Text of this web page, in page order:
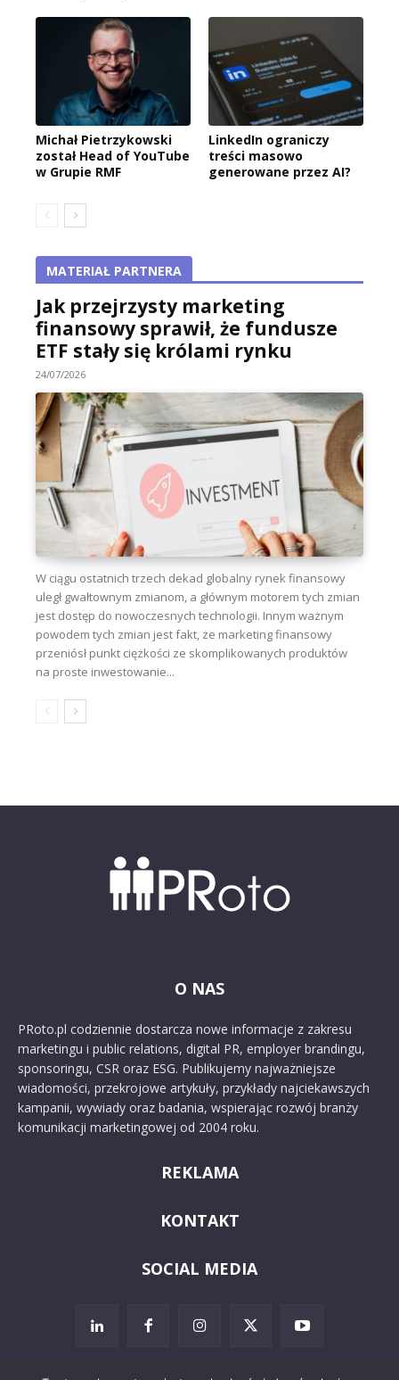
Michał Pietrzykowski
został Head of YouTube
w Grupie RMF
LinkedIn ograniczy
treści masowo
generowane przez AI?
MATERIAŁ PARTNERA
Jak przejrzysty marketing
finansowy sprawił, że fundusze
ETF stały się królami rynku
24/07/2026
W ciągu ostatnich trzech dekad globalny rynek finansowy
uległ gwałtownym zmianom, a głównym motorem tych zmian
jest dostęp do nowoczesnych technologii. Innym ważnym
powodem tych zmian jest fakt, że marketing finansowy
przeniósł punkt ciężkości ze skomplikowanych produktów
na proste inwestowanie...
O NAS
PRoto.pl codziennie dostarcza nowe informacje z zakresu
marketingu i public relations, digital PR, employer brandingu,
sponsoringu, CSR oraz ESG. Publikujemy najważniejsze
wiadomości, przekrojowe artykuły, przykłady najciekawszych
kampanii, wywiady oraz badania, wspierając rozwój branży
komunikacji marketingowej od 2004 roku.
REKLAMA
KONTAKT
SOCIAL MEDIA